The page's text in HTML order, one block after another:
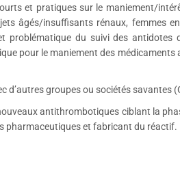
et pratiques sur le maniement/
âgés/insuffisants rénaux, femmes
problématique du suivi des
pour le maniement des
groupes ou sociétés savantes
antithrombotiques ciblant la
pharmaceutiques et fabricant du réactif.